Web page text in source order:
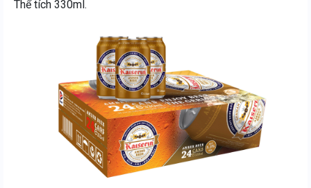
Thể tích 330ml.